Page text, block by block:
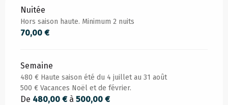
Tarifs 2026
Nuitée
Hors saison haute. Minimum 2 nuits
70,00 €
Semaine
480 € Haute saison été du 4 juillet au 31 août
500 € Vacances Noël et de février.
De 480,00 €à 500,00 €